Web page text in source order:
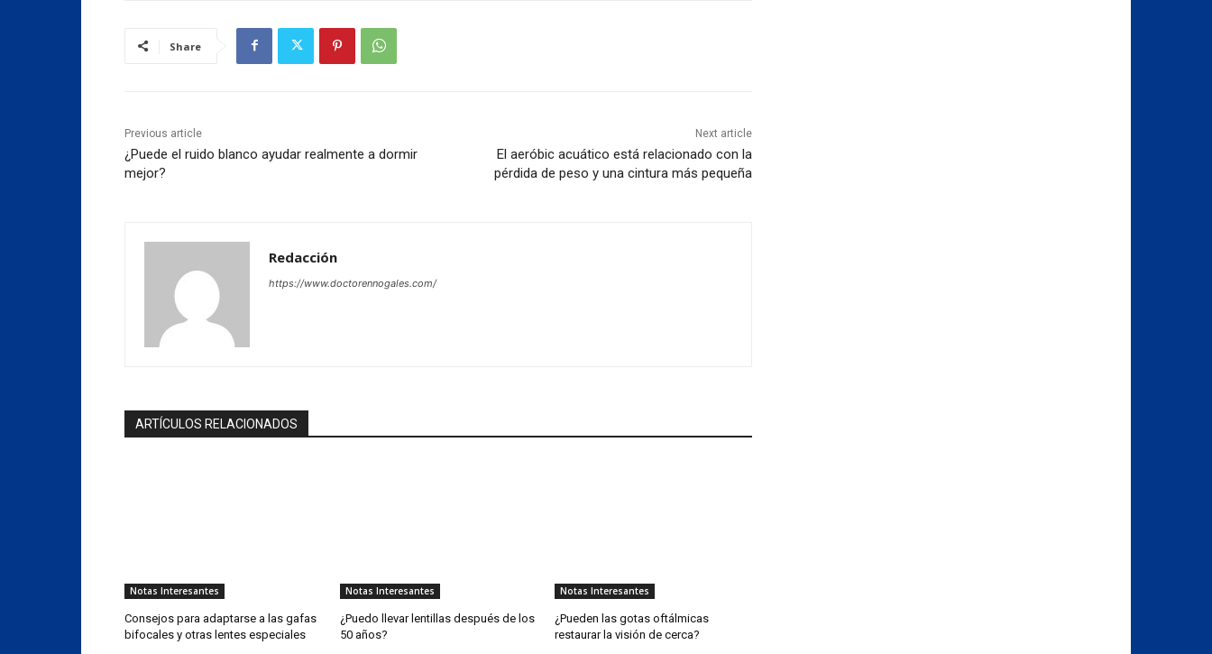
Share
Previous article
¿Puede el ruido blanco ayudar realmente a dormir
mejor?
Next article
El aeróbic acuático está relacionado con la
pérdida de peso y una cintura más pequeña
Redacción
https://www.doctorennogales.com/
ARTÍCULOS RELACIONADOS
Notas Interesantes
Consejos para adaptarse a las gafas
bifocales y otras lentes especiales
Notas Interesantes
¿Puedo llevar lentillas después de los
50 años?
Notas Interesantes
¿Pueden las gotas oftálmicas
restaurar la visión de cerca?